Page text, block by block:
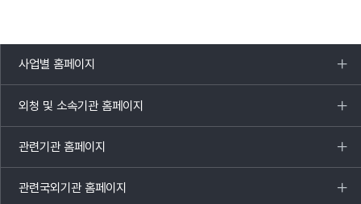
사업별 홈페이지
목록
열기
외청 및 소속기관 홈페이지
목록
열기
관련기관 홈페이지
목록
열기
관련국외기관 홈페이지
목록